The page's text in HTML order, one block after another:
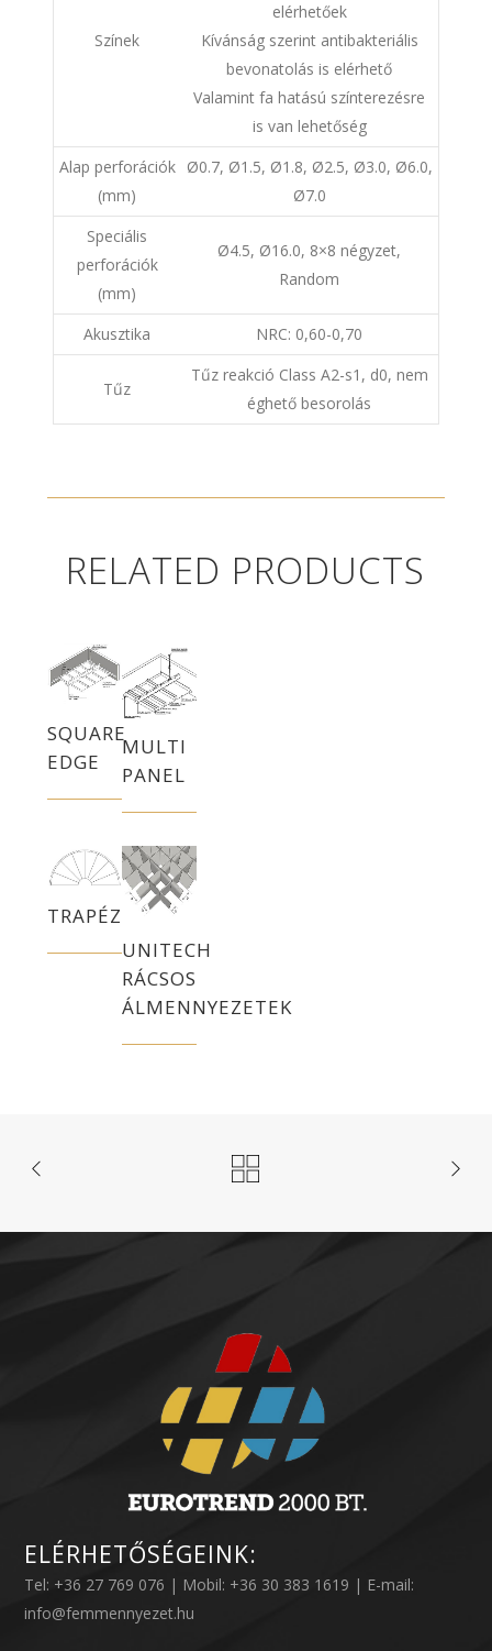
Színek
elérhetőek
Kívánság szerint antibakteriális
bevonatolás is elérhető
Valamint fa hatású színterezésre
is van lehetőség
Alap perforációk
(mm)
Ø0.7, Ø1.5, Ø1.8, Ø2.5, Ø3.0, Ø6.0,
Ø7.0
Speciális
perforációk
(mm)
Ø4.5, Ø16.0, 8×8 négyzet,
Random
Akusztika NRC: 0,60-0,70
Tűz
Tűz reakció Class A2-s1, d0, nem
éghető besorolás
RELATED PRODUCTS
SQUARE
EDGE
MULTI
PANEL
TRAPÉZ
UNITECH
RÁCSOS
ÁLMENNYEZETEK
ELÉRHETŐSÉGEINK:
Tel: +36 27 769 076 | Mobil: +36 30 383 1619 | E-mail:
info@femmennyezet.hu